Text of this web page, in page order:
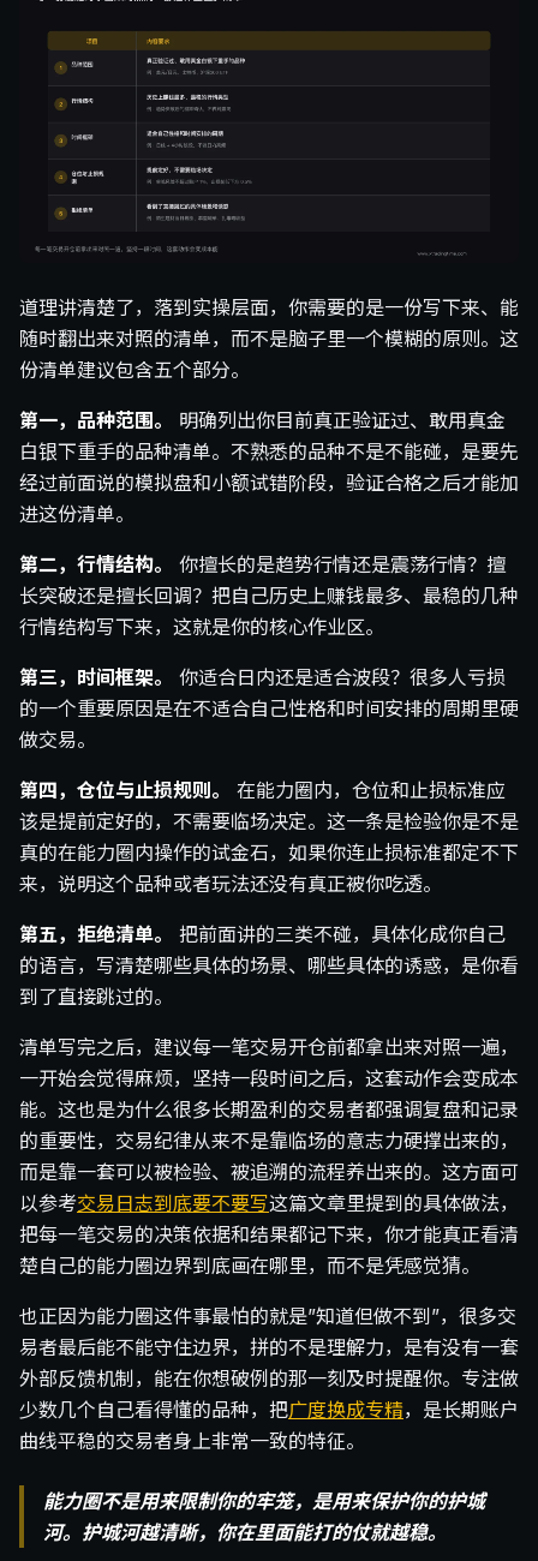
道理讲清楚了，落到实操层面，你需要的是一份写下来、能
随时翻出来对照的清单，而不是脑子里一个模糊的原则。这
份清单建议包含五个部分。
第一，品种范围。
明确列出你目前真正验证过、敢用真金
白银下重手的品种清单。不熟悉的品种不是不能碰，是要先
经过前面说的模拟盘和小额试错阶段，验证合格之后才能加
进这份清单。
第二，行情结构。
你擅长的是趋势行情还是震荡行情？擅
长突破还是擅长回调？把自己历史上赚钱最多、最稳的几种
行情结构写下来，这就是你的核心作业区。
第三，时间框架。
你适合日内还是适合波段？很多人亏损
的一个重要原因是在不适合自己性格和时间安排的周期里硬
做交易。
第四，仓位与止损规则。
在能力圈内，仓位和止损标准应
该是提前定好的，不需要临场决定。这一条是检验你是不是
真的在能力圈内操作的试金石，如果你连止损标准都定不下
来，说明这个品种或者玩法还没有真正被你吃透。
第五，拒绝清单。
把前面讲的三类不碰，具体化成你自己
的语言，写清楚哪些具体的场景、哪些具体的诱惑，是你看
到了直接跳过的。
清单写完之后，建议每一笔交易开仓前都拿出来对照一遍，
一开始会觉得麻烦，坚持一段时间之后，这套动作会变成本
能。这也是为什么很多长期盈利的交易者都强调复盘和记录
的重要性，交易纪律从来不是靠临场的意志力硬撑出来的，
而是靠一套可以被检验、被追溯的流程养出来的。这方面可
以参考交易日志到底要不要写这篇文章里提到的具体做法，
把每一笔交易的决策依据和结果都记下来，你才能真正看清
楚自己的能力圈边界到底画在哪里，而不是凭感觉猜。
也正因为能力圈这件事最怕的就是”知道但做不到”，很多交
易者最后能不能守住边界，拼的不是理解力，是有没有一套
外部反馈机制，能在你想破例的那一刻及时提醒你。专注做
少数几个自己看得懂的品种，把广度换成专精，是长期账户
曲线平稳的交易者身上非常一致的特征。
能力圈不是用来限制你的牢笼，是用来保护你的护城
河。护城河越清晰，你在里面能打的仗就越稳。